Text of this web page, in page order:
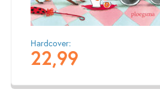
Hardcover:
22,99